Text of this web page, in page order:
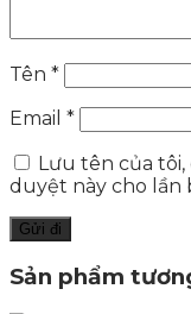
Tên *
Email *
Lưu tên của
duyệt này cho lần
Sản phẩm